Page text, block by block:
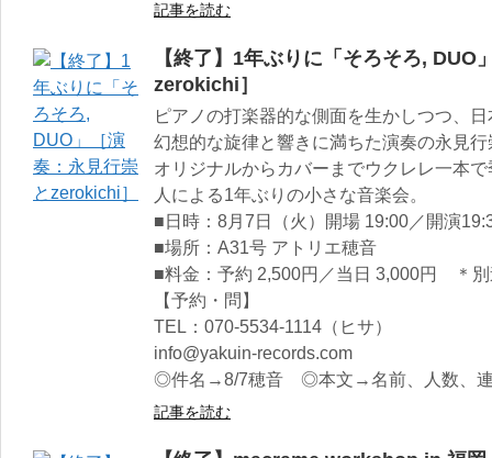
記事を読む
【終了】1年ぶりに「そろそろ, DUO
zerokichi］
ピアノの打楽器的な側面を生かしつつ、
幻想的な旋律と響きに満ちた演奏の永見
オリジナルからカバーまでウクレレ一本
人による1年ぶりの小さな音楽会。
■日時：8月7日（火）開場 19:00／開演
■場所：A31号 アトリエ穂音
■料金：予約 2,500円／当日 3,000円 ＊
【予約・問】
TEL：070-5534-1114（ヒサ）
info@yakuin-records.com
◎件名→8/7穂音 ◎本文→名前、人数、
記事を読む